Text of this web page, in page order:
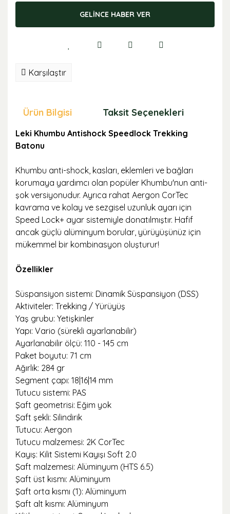
GELİNCE HABER VER
Karşılaştır
Ürün Bilgisi Taksit Seçenekleri
Leki Khumbu Antishock Speedlock Trekking
Batonu
Khumbu anti-shock, kasları, eklemleri ve bağları
korumaya yardımcı olan popüler Khumbu'nun anti-
şok versiyonudur. Ayrıca rahat Aergon CorTec
kavrama ve kolay ve sezgisel uzunluk ayarı için
Speed ​​Lock+ ayar sistemiyle donatılmıştır. Hafif
ancak güçlü alüminyum borular, yürüyüşünüz için
mükemmel bir kombinasyon oluşturur!
Özellikler
Süspansiyon sistemi: Dinamik Süspansiyon (DSS)
Aktiviteler: Trekking / Yürüyüş
Yaş grubu: Yetişkinler
Yapı: Vario (sürekli ayarlanabilir)
Ayarlanabilir ölçü: 110 - 145 cm
Paket boyutu: 71 cm
Ağırlık: 284 gr
Segment çapı: 18|16|14 mm
Tutucu sistemi: PAS
Şaft geometrisi: Eğim yok
Şaft şekli: Silindirik
Tutucu: Aergon
Tutucu malzemesi: 2K CorTec
Kayış: Kilit Sistemi Kayışı Soft 2.0
Şaft malzemesi: Alüminyum (HTS 6.5)
Şaft üst kısmı: Alüminyum
Şaft orta kısmı (1): Alüminyum
Şaft alt kısmı: Alüminyum